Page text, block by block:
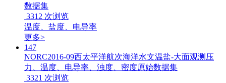
数据集
3312 次浏览
温度、盐度、电导率
更多>
147
NORC2016-09西太平洋航次海洋水文温盐-大面观测压
力、温度、电导率、浊度、密度原始数据集
3321 次浏览